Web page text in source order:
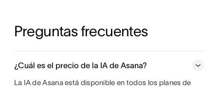
Preguntas frecuentes
¿Cuál es el precio de la IA de Asana?
La IA de Asana está disponible en todos los planes de